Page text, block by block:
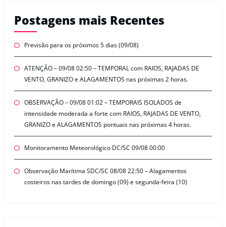
Postagens mais Recentes
Previsão para os próximos 5 dias (09/08)
ATENÇÃO – 09/08 02:50 – TEMPORAL com RAIOS, RAJADAS DE
VENTO, GRANIZO e ALAGAMENTOS nas próximas 2 horas.
OBSERVAÇÃO – 09/08 01:02 – TEMPORAIS ISOLADOS de
intensidade moderada a forte com RAIOS, RAJADAS DE VENTO,
GRANIZO e ALAGAMENTOS pontuais nas próximas 4 horas.
Monitoramento Meteorológico DC/SC 09/08 00:00
Observação Marítima SDC/SC 08/08 22:50 – Alagamentos
costeiros nas tardes de domingo (09) e segunda-feira (10)